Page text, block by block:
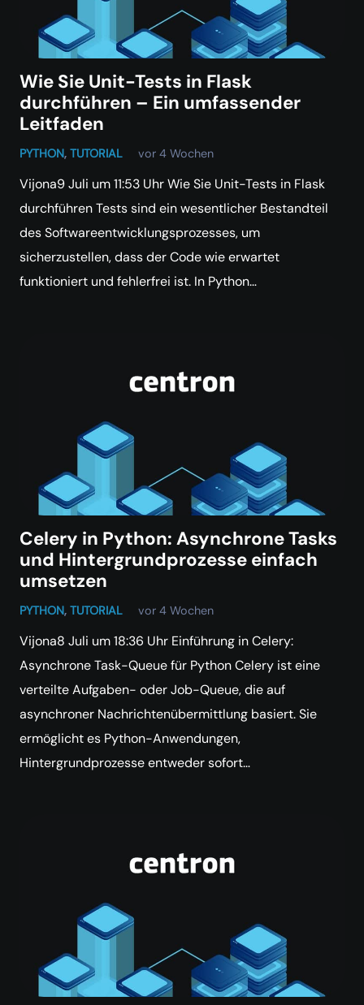
Wie Sie Unit-Tests in Flask
durchführen – Ein umfassender
Leitfaden
PYTHON, TUTORIAL vor 4 Wochen
Vijona9 Juli um 11:53 Uhr Wie Sie Unit-Tests in Flask
durchführen Tests sind ein wesentlicher Bestandteil
des Softwareentwicklungsprozesses, um
sicherzustellen, dass der Code wie erwartet
funktioniert und fehlerfrei ist. In Python…
Celery in Python: Asynchrone Tasks
und Hintergrundprozesse einfach
umsetzen
PYTHON, TUTORIAL vor 4 Wochen
Vijona8 Juli um 18:36 Uhr Einführung in Celery:
Asynchrone Task-Queue für Python Celery ist eine
verteilte Aufgaben- oder Job-Queue, die auf
asynchroner Nachrichtenübermittlung basiert. Sie
ermöglicht es Python-Anwendungen,
Hintergrundprozesse entweder sofort…